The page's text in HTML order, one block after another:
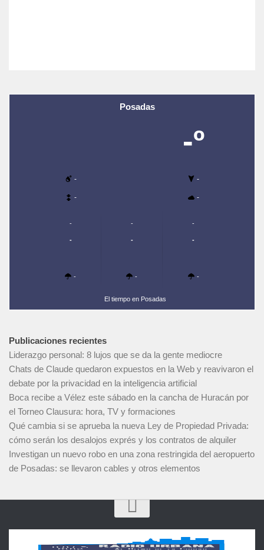
Posadas
-º
- -
- -
-
-
-
-
-
-
-
-
-
El tiempo en Posadas
Publicaciones recientes
Liderazgo personal: 8 lujos que se da la gente mediocre
Chats de Claude quedaron expuestos en la Web y reavivaron el
debate por la privacidad en la inteligencia artificial
Boca recibe a Vélez este sábado en la cancha de Huracán por
el Torneo Clausura: hora, TV y formaciones
Qué cambia si se aprueba la nueva Ley de Propiedad Privada:
cómo serán los desalojos exprés y los contratos de alquiler
Investigan un nuevo robo en una zona restringida del aeropuerto
de Posadas: se llevaron cables y otros elementos